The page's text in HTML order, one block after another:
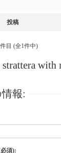
投稿
目 (全1件中)
with
報:
須):